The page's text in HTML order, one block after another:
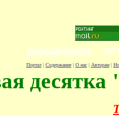
Портал| Содержание| О нас| Авторам|
десятка